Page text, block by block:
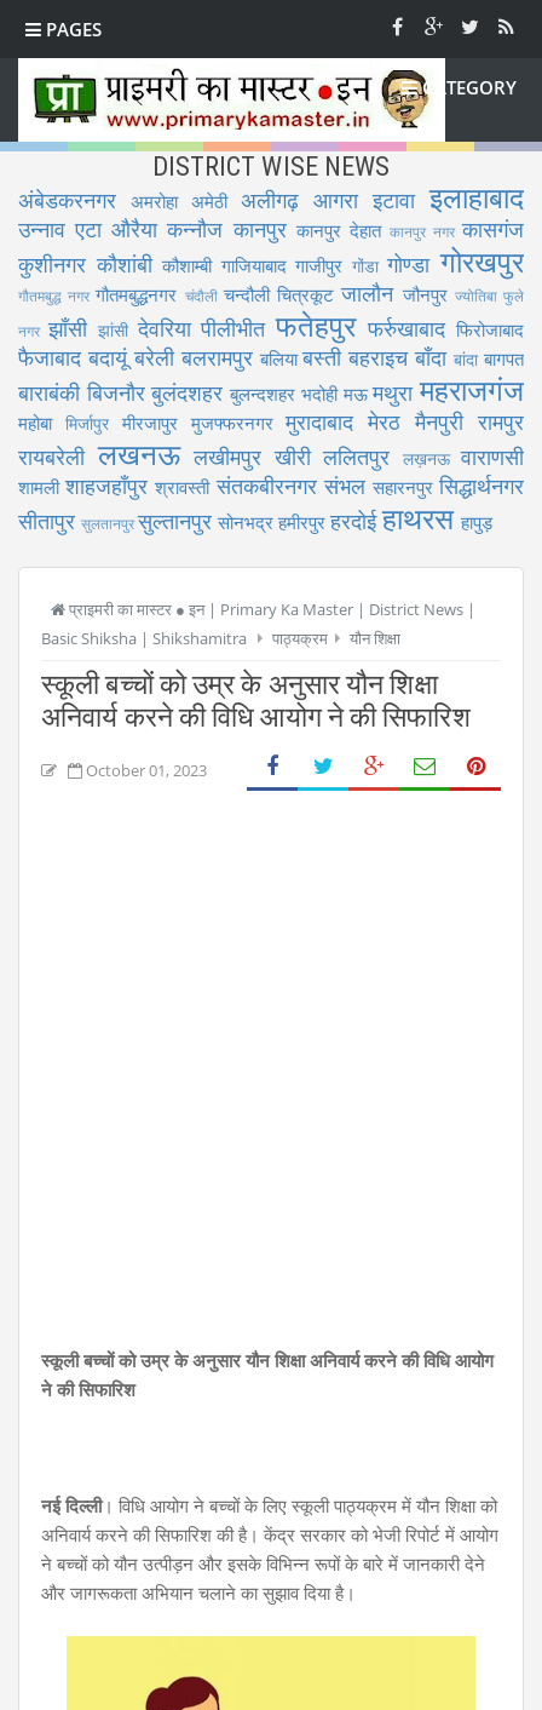
PAGES
CATEGORY
DISTRICT WISE NEWS
अंबेडकरनगर अमरोहा अमेठी अलीगढ़ आगरा इटावा इलाहाबाद
उन्नाव एटा औरैया कन्नौज कानपुर कानपुर देहात कानपुर नगर कासगंज
कुशीनगर कौशांबी कौशाम्बी गाजियाबाद गाजीपुर गोंडा गोण्डा गोरखपुर
गौतमबुद्ध नगर गौतमबुद्धनगर चंदौली चन्दौली चित्रकूट जालौन जौनपुर ज्योतिबा फुले
नगर झाँसी झांसी देवरिया पीलीभीत फतेहपुर फर्रुखाबाद फिरोजाबाद
फैजाबाद बदायूं बरेली बलरामपुर बलिया बस्ती बहराइच बाँदा बांदा बागपत
बाराबंकी बिजनौर बुलंदशहर बुलन्दशहर भदोही मऊ मथुरा महराजगंज
महोबा मिर्जापुर मीरजापुर मुजफ्फरनगर मुरादाबाद मेरठ मैनपुरी रामपुर
रायबरेली लखनऊ लखीमपुर खीरी ललितपुर लख़नऊ वाराणसी
शामली शाहजहाँपुर श्रावस्ती संतकबीरनगर संभल सहारनपुर सिद्धार्थनगर
सीतापुर सुलतानपुरसुल्तानपुर सोनभद्र हमीरपुर हरदोई हाथरस हापुड़
प्राइमरी का मास्टर ● इन | Primary Ka Master | District News |
Basic Shiksha | Shikshamitra
पाठ्यक्रम यौन शिक्षा
स्कूली बच्चों को उम्र के अनुसार यौन शिक्षा
अनिवार्य करने की विधि आयोग ने की सिफारिश
October 01, 2023
स्कूली बच्चों को उम्र के अनुसार यौन शिक्षा अनिवार्य करने की विधि आयोग
ने की सिफारिश
नई दिल्ली। विधि आयोग ने बच्चों के लिए स्कूली पाठ्यक्रम में यौन शिक्षा को
अनिवार्य करने की सिफारिश की है। केंद्र सरकार को भेजी रिपोर्ट में आयोग
ने बच्चों को यौन उत्पीड़न और इसके विभिन्न रूपों के बारे में जानकारी देने
और जागरूकता अभियान चलाने का सुझाव दिया है।